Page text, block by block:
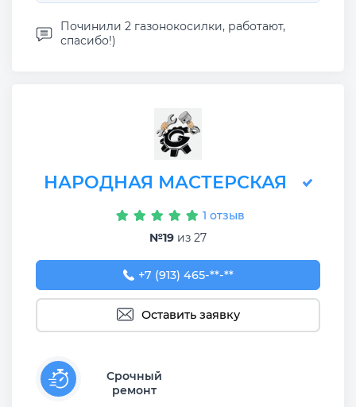
Починили 2 газонокосилки, работают,
спасибо!)
НАРОДНАЯ МАСТЕРСКАЯ
1 отзыв
№19 из 27
+7 (913) 465-85-52
+7 (913) 465-**-**
Оставить заявку
Срочный
ремонт